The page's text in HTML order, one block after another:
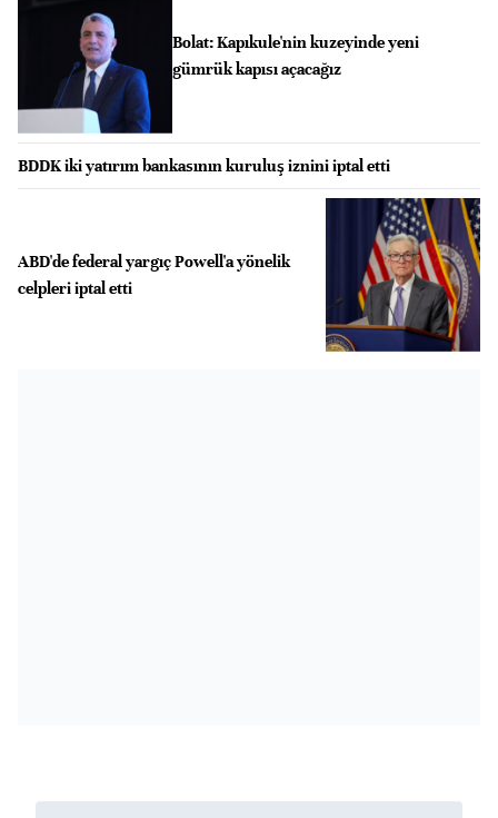
Bolat: Kapıkule'nin kuzeyinde yeni
gümrük kapısı açacağız
BDDK iki yatırım bankasının kuruluş iznini iptal etti
ABD'de federal yargıç Powell'a yönelik
celpleri iptal etti